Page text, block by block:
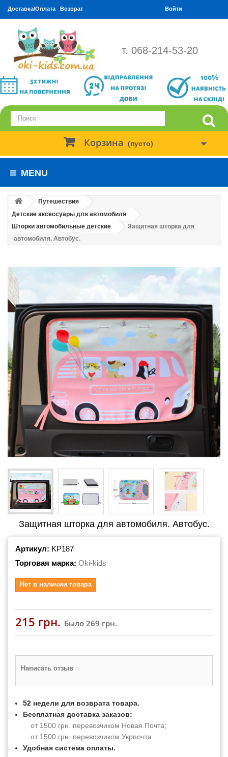
Доставка/Оплата Возврат Войти
т. 068-214-53-20
Корзина (пусто)
MENU
Путешествия
Детские аксессуары для автомобиля
Шторки автомобильные детские
Защитная шторка для
автомобиля. Автобус.
Защитная шторка для автомобиля. Автобус.
Артикул: KP187
Торговая марка: Oki-kids
Нет в наличии товара
215 грн. Было269 грн.
Написать отзыв
52 недели для возврата товара.
Бесплатная доставка заказов:
от 1500 грн. перевозчиком Новая Почта;
от 1500 грн. перевозчиком Укрпочта.
Удобная система оплаты.